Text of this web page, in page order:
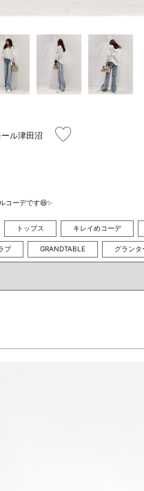
ル津田沼
コーデです😆✨️
トップス キレイめコーデ
ブ GRANDTABLE グランタ